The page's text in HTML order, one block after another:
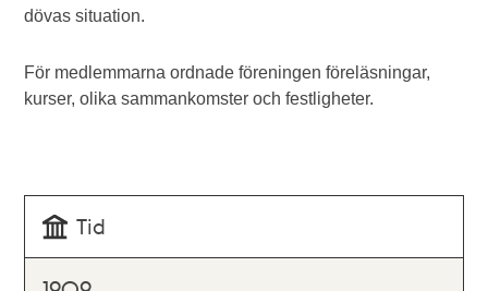
dövas situation.
För medlemmarna ordnade föreningen föreläsningar,
kurser, olika sammankomster och festligheter.
Tid